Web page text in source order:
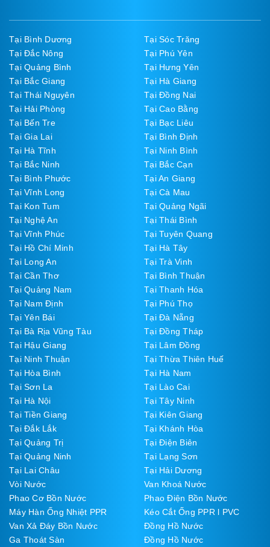
Tại Bình Dương
Tại Sóc Trăng
Tại Đắc Nông
Tại Phú Yên
Tại Quảng Bình
Tại Hưng Yên
Tại Bắc Giang
Tại Hà Giang
Tại Thái Nguyên
Tại Đồng Nai
Tại Hải Phòng
Tại Cao Bằng
Tại Bến Tre
Tại Bạc Liêu
Tại Gia Lai
Tại Bình Định
Tại Hà Tĩnh
Tại Ninh Bình
Tại Bắc Ninh
Tại Bắc Cạn
Tại Bình Phước
Tại An Giang
Tại Vĩnh Long
Tại Cà Mau
Tại Kon Tum
Tại Quảng Ngãi
Tại Nghệ An
Tại Thái Bình
Tại Vĩnh Phúc
Tại Tuyên Quang
Tại Hồ Chí Minh
Tại Hà Tây
Tại Long An
Tại Trà Vinh
Tại Cần Thơ
Tại Bình Thuận
Tại Quảng Nam
Tại Thanh Hóa
Tại Nam Định
Tại Phú Thọ
Tại Yên Bái
Tại Đà Nẵng
Tại Bà Rịa Vũng Tàu
Tại Đồng Tháp
Tại Hậu Giang
Tại Lâm Đồng
Tại Ninh Thuận
Tại Thừa Thiên Huế
Tại Hòa Bình
Tại Hà Nam
Tại Sơn La
Tại Lào Cai
Tại Hà Nội
Tại Tây Ninh
Tại Tiền Giang
Tại Kiên Giang
Tại Đắk Lắk
Tại Khánh Hòa
Tại Quảng Trị
Tại Điện Biên
Tại Quảng Ninh
Tại Lạng Sơn
Tại Lai Châu
Tại Hải Dương
Vòi Nước
Van Khoá Nước
Phao Cơ Bồn Nước
Phao Điện Bồn Nước
Máy Hàn Ống Nhiệt PPR
Kéo Cắt Ống PPR l PVC
Van Xả Đáy Bồn Nước
Đồng Hồ Nước
Ga Thoát Sàn
Đồng Hồ Nước